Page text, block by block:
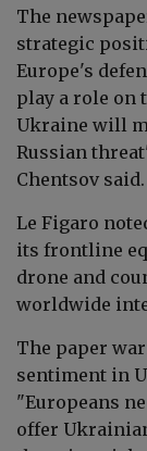
The
strategic
Europe's
play a role on
Ukraine will
Russian
Chentsov said.
Le Figaro
its frontline
drone and
worldwide
The paper
sentiment in
"Europeans
offer